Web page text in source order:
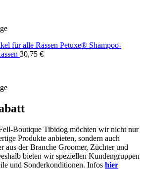
Petuxe® Shampoo-
30,75 €
Boutique Tibidog möchten wir nicht nur
Produkte anbieten, sondern auch
aus der Branche Groomer, Züchter und
bieten wir speziellen Kundengruppen
und Sonderkonditionen. Infos hier